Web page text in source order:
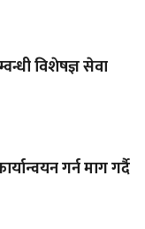
विशेषज्ञ सेवा
गर्न माग गर्दै